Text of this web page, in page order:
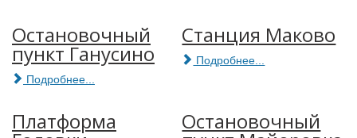
Остановочный
пункт Ганусино
Подробнее...
Станция Маково
Подробнее...
Платформа Остановочный